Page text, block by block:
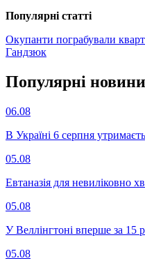
Популярнi статтi
Окупанти пограбували
Гандзюк
Популярнi новини
06.08
В Україні 6 серпня
05.08
Евтаназія для невиліковно
05.08
У Веллінгтоні вперше за 15
05.08